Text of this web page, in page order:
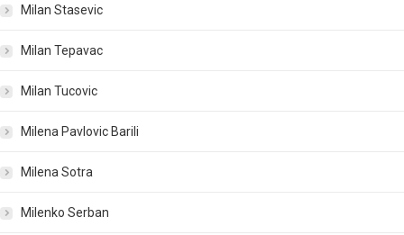
Milan Stasevic
Milan Tepavac
Milan Tucovic
Milena Pavlovic Barili
Milena Sotra
Milenko Serban